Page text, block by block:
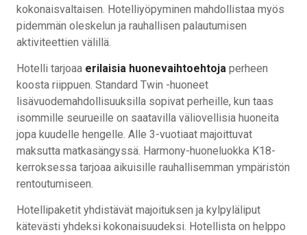
kokonaisvaltaisen. Hotelliyöpyminen mahdollistaa myös
pidemmän oleskelun ja rauhallisen palautumisen
aktiviteettien välillä.
Hotelli tarjoaa erilaisia huonevaihtoehtoja perheen
koosta riippuen. Standard Twin -huoneet
lisävuodemahdollisuuksilla sopivat perheille, kun taas
isommille seurueille on saatavilla väliovellisia huoneita
jopa kuudelle hengelle. Alle 3-vuotiaat majoittuvat
maksutta matkasängyssä. Harmony-huoneluokka K18-
kerroksessa tarjoaa aikuisille rauhallisemman ympäristön
rentoutumiseen.
Hotellipaketit yhdistävät majoituksen ja kylpyläliput
kätevästi yhdeksi kokonaisuudeksi. Hotellista on helppo